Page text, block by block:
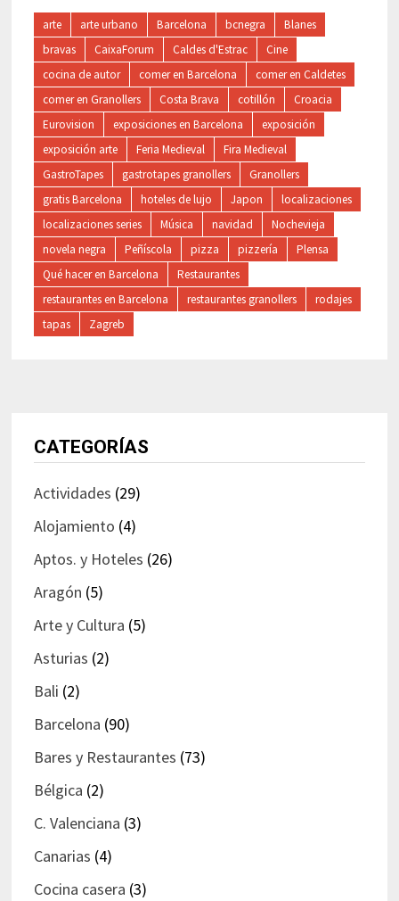
arte arte urbano Barcelona bcnegra
Blanes
bravas
CaixaForum Caldes d'Estrac
Cine
cocina de autor
comer en Barcelona
comer en Caldetes
comer en Granollers
Costa Brava cotillón
Croacia
Eurovision
exposiciones en Barcelona
exposición
exposición arte
Feria Medieval
Fira Medieval
GastroTapes
gastrotapes granollers
Granollers
gratis Barcelona
hoteles de lujo Japon
localizaciones
localizaciones series
Música navidad
Nochevieja
novela negra
Peñíscola pizza pizzería
Plensa
Qué hacer en Barcelona
Restaurantes
restaurantes en Barcelona
restaurantes granollers
rodajes
tapas
Zagreb
CATEGORÍAS
Actividades (29)
Alojamiento (4)
Aptos. y Hoteles (26)
Aragón (5)
Arte y Cultura (5)
Asturias (2)
Bali (2)
Barcelona (90)
Bares y Restaurantes (73)
Bélgica (2)
C. Valenciana (3)
Canarias (4)
Cocina casera (3)